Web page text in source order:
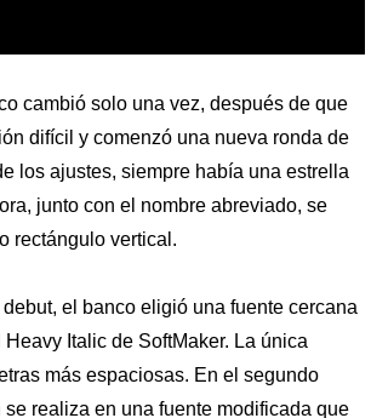
cambió solo una vez, después de que
difícil y comenzó una nueva ronda de
los ajustes, siempre había una estrella
junto con el nombre abreviado, se
rectángulo vertical.
el banco eligió una fuente cercana
Italic de SoftMaker. La única
más espaciosas. En el segundo
realiza en una fuente modificada que